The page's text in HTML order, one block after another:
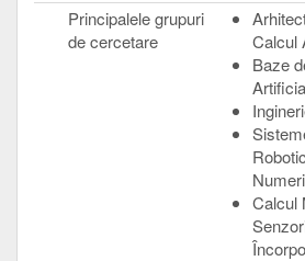
Principalele grupuri
de cercetare
Calcul
Baze
Calcul